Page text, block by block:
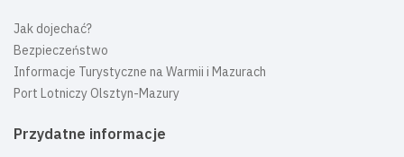
Jak dojechać?
Bezpieczeństwo
Informacje Turystyczne na Warmii i Mazurach
Port Lotniczy Olsztyn-Mazury
Przydatne informacje